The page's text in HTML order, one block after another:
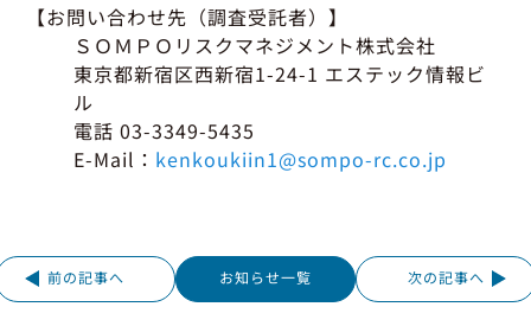
【お問い合わせ先（調査受託者）】
ＳＯＭＰＯリスクマネジメント株式会社
東京都新宿区西新宿1-24-1 エステック情報ビ
ル
電話 03-3349-5435
E-Mail： kenkoukiin1@sompo-rc.co.jp
前の記事へ お知らせ一覧 次の記事へ